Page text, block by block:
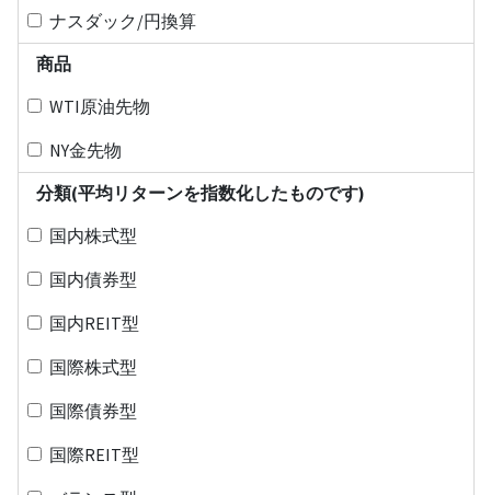
ナスダック/円換算
商品
WTI原油先物
NY金先物
分類(平均リターンを指数化したものです)
国内株式型
国内債券型
国内REIT型
国際株式型
国際債券型
国際REIT型